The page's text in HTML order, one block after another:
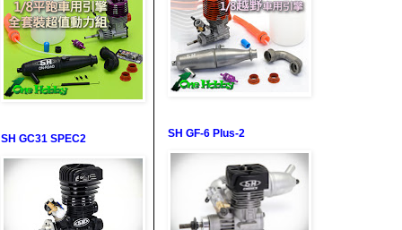
SH GC31 SPEC2 SH GF-6 Plus-2